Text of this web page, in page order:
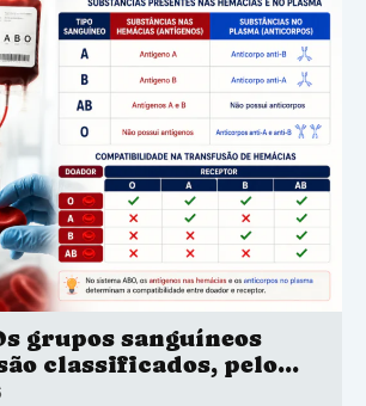
grupos sanguíneos
classificados, pelo